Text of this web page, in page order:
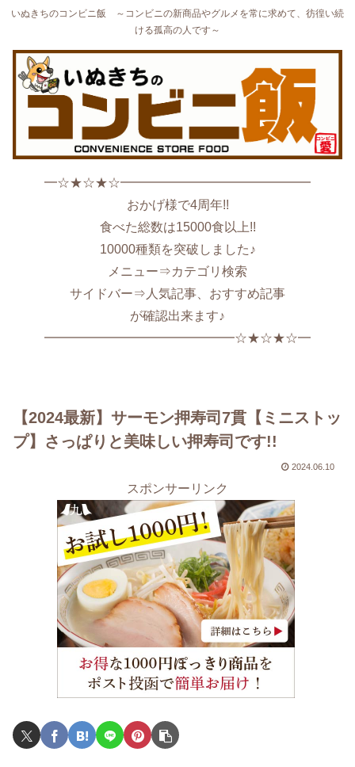
いぬきちのコンビニ飯 ～コンビニの新商品やグルメを常に求めて、彷徨い続
ける孤高の人です～
━☆★☆★☆━━━━━━━━━━━━━━━
おかげ様で4周年!!
食べた総数は15000食以上!!
10000種類を突破しました♪
メニュー⇒カテゴリ検索
サイドバー⇒人気記事、おすすめ記事
が確認出来ます♪
━━━━━━━━━━━━━━━☆★☆★☆━
【2024最新】サーモン押寿司7貫【ミニストッ
プ】さっぱりと美味しい押寿司です!!
2024.06.10
スポンサーリンク